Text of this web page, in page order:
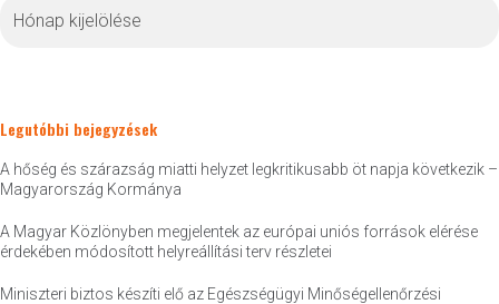
Legutóbbi bejegyzések
A hőség és szárazság miatti helyzet legkritikusabb öt napja következik –
Magyarország Kormánya
A Magyar Közlönyben megjelentek az európai uniós források elérése
érdekében módosított helyreállítási terv részletei
Miniszteri biztos készíti elő az Egészségügyi Minőségellenőrzési